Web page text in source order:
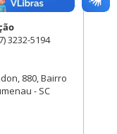
3232-5194
880, Bairro
- SC